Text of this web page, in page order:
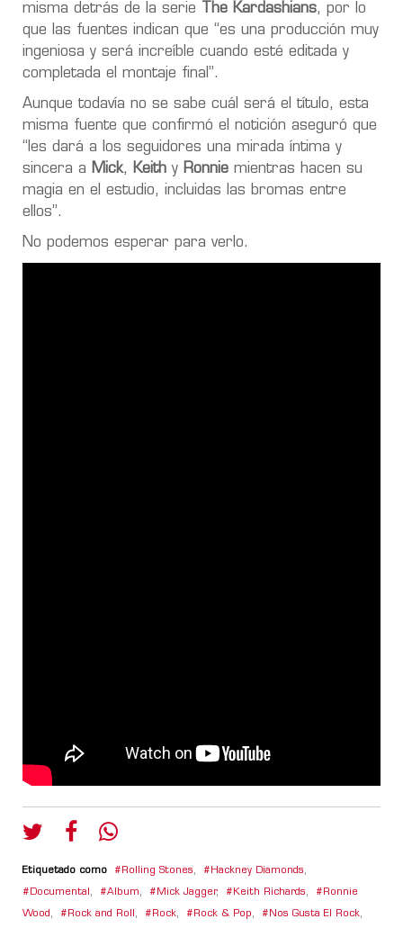
misma detrás de la serie
The Kardashians, por lo
que las fuentes indican que “es una producción muy
ingeniosa y será increíble cuando esté editada y
completada el montaje final”.
Aunque todavía no se sabe cuál será el título, esta
misma fuente que confirmó el notición aseguró que
“les dará a los seguidores una mirada íntima y
sincera a
Mick, Keith y Ronnie mientras hacen su
magia en el estudio, incluidas las bromas entre
ellos”.
No podemos esperar para verlo.
Etiquetado como Rolling Stones, Hackney Diamonds,
Documental , Album, Mick Jagger, Keith Richards, Ronnie
Wood , Rock and Roll , Rock, Rock & Pop, Nos Gusta El Rock,